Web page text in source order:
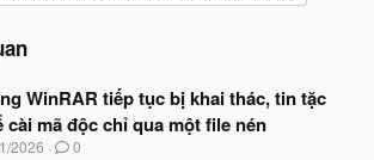
WinRAR tiếp tục bị khai thác, tin tặc
cài mã độc chỉ qua một file nén
2026 0